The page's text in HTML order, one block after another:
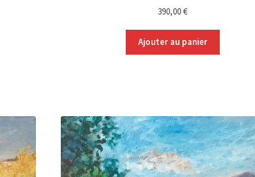
390,00€
Ajouter au panier